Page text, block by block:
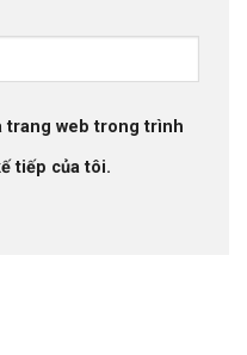
trang web trong trình
tiếp của tôi.